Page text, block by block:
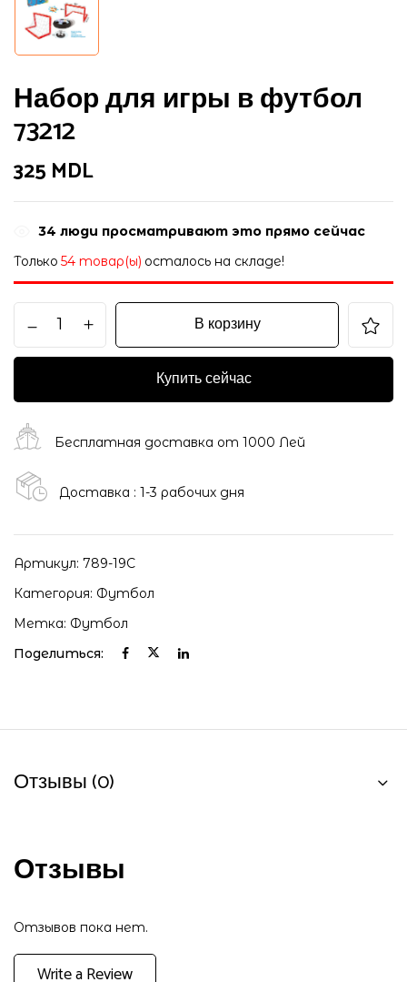
Набор для игры в футбол
73212
325 MDL
34 люди просматривают это прямо сейчас
Только 54 товар(ы) осталось на складе!
В корзину
Купить сейчас
Бесплатная доставка от 1000 Лей
Доставка : 1-3 рабочих дня
Артикул: 789-19C
Категория: Футбол
Метка: Футбол
Поделиться:
Отзывы (0)
Отзывы
Отзывов пока нет.
Write a Review